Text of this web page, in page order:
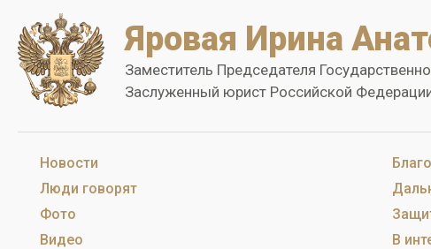
Яровая Ирина
Заместитель Председателя
Заслуженный юрист Российской
Новости
Люди говорят
Фото
Видео
В